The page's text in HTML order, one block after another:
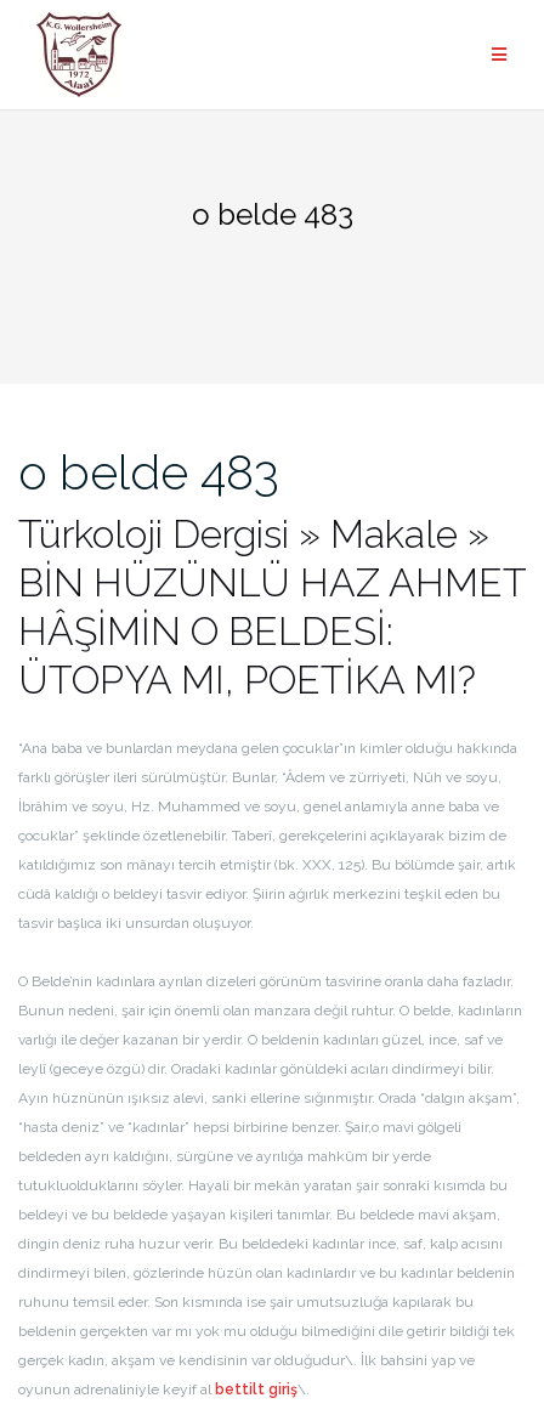
Inhalt
springen
o belde 483
o belde 483
Türkoloji Dergisi » Makale »
BİN HÜZÜNLÜ HAZ AHMET
HÂŞİMİN O BELDESİ:
ÜTOPYA MI, POETİKA MI?
“Ana baba ve bunlardan meydana gelen çocuklar”ın kimler olduğu hakkında
farklı görüşler ileri sürülmüştür. Bunlar, “Âdem ve zürriyeti, Nûh ve soyu,
İbrâhim ve soyu, Hz. Muhammed ve soyu, genel anlamıyla anne baba ve
çocuklar” şeklinde özetlenebilir. Taberî, gerekçelerini açıklayarak bizim de
katıldığımız son mânayı tercih etmiştir (bk. XXX, 125). Bu bölümde şair, artık
cüdâ kaldığı o beldeyi tasvir ediyor. Şiirin ağırlık merkezini teşkil eden bu
tasvir başlıca iki unsurdan oluşuyor.
O Belde’nin kadınlara ayrılan dizeleri görünüm tasvirine oranla daha fazladır.
Bunun nedeni, şair için önemli olan manzara değil ruhtur. O belde, kadınların
varlığı ile değer kazanan bir yerdir. O beldenin kadınları güzel, ince, saf ve
leylî (geceye özgü) dir. Oradaki kadınlar gönüldeki acıları dindirmeyi bilir.
Ayın hüznünün ışıksız alevi, sanki ellerine sığınmıştır. Orada “dalgın akşam”,
“hasta deniz” ve “kadınlar” hepsi birbirine benzer. Şair,o mavi gölgeli
beldeden ayrı kaldığını, sürgüne ve ayrılığa mahkûm bir yerde
tutukluolduklarını söyler. Hayali bir mekân yaratan şair sonraki kısımda bu
beldeyi ve bu beldede yaşayan kişileri tanımlar. Bu beldede mavi akşam,
dingin deniz ruha huzur verir. Bu beldedeki kadınlar ince, saf, kalp acısını
dindirmeyi bilen, gözlerinde hüzün olan kadınlardır ve bu kadınlar beldenin
ruhunu temsil eder. Son kısmında ise şair umutsuzluğa kapılarak bu
beldenin gerçekten var mı yok mu olduğu bilmediğini dile getirir bildiği tek
gerçek kadın, akşam ve kendisinin var olduğudur\. İlk bahsini yap ve
oyunun adrenaliniyle keyif al bettilt giriş\.